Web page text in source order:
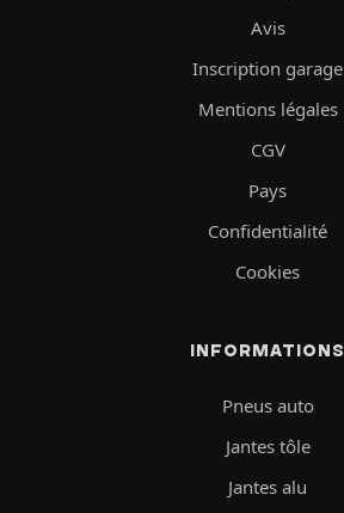
Avis
Inscription garage
Mentions légales
CGV
Pays
Confidentialité
Cookies
INFORMATIONS
Pneus auto
Jantes tôle
Jantes alu